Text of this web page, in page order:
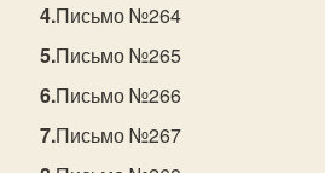
Письмо №264
Письмо №265
Письмо №266
Письмо №267